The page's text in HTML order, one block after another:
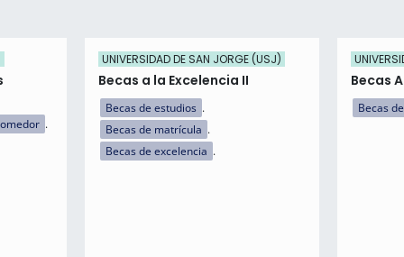
UNIVERSIDAD DE SAN JORGE (USJ)
Becas a la Excelencia II
Becas de estudios
Becas de matrícula
Becas de excelencia
Becas
Becas